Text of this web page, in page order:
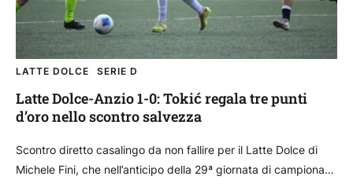
LATTE DOLCE SERIE D
Latte Dolce-Anzio 1-0: Tokić regala tre punti
d’oro nello scontro salvezza
Scontro diretto casalingo da non fallire per il Latte Dolce di
Michele Fini, che nell’anticipo della 29ª giornata di campionato